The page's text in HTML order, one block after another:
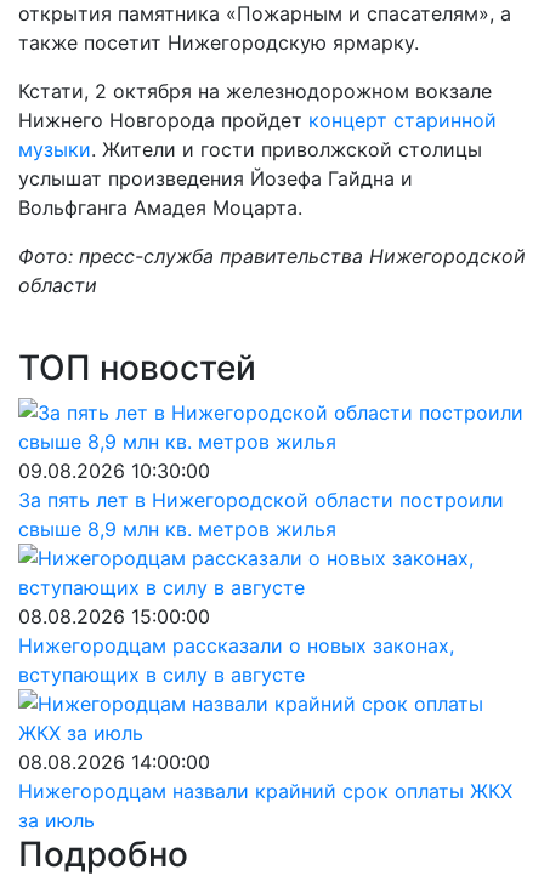
открытия памятника «Пожарным и спасателям», а
также посетит Нижегородскую ярмарку.
Кстати, 2 октября на железнодорожном вокзале
Нижнего Новгорода пройдет концерт старинной
музыки. Жители и гости приволжской столицы
услышат произведения Йозефа Гайдна и
Вольфганга Амадея Моцарта.
Фото: пресс-служба правительства Нижегородской
области
ТОП новостей
09.08.2026 10:30:00
За пять лет в Нижегородской области построили
свыше 8,9 млн кв. метров жилья
08.08.2026 15:00:00
Нижегородцам рассказали о новых законах,
вступающих в силу в августе
08.08.2026 14:00:00
Нижегородцам назвали крайний срок оплаты ЖКХ
за июль
Подробно